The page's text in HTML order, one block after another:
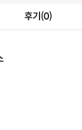
후기(0)